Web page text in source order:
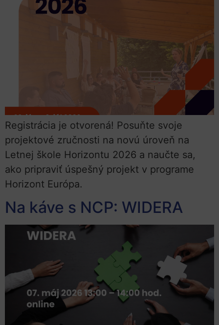
Registrácia je otvorená! Posuňte svoje
projektové zručnosti na novú úroveň na
Letnej škole Horizontu 2026 a naučte sa,
ako pripraviť úspešný projekt v programe
Horizont Európa.
Na káve s NCP: WIDERA